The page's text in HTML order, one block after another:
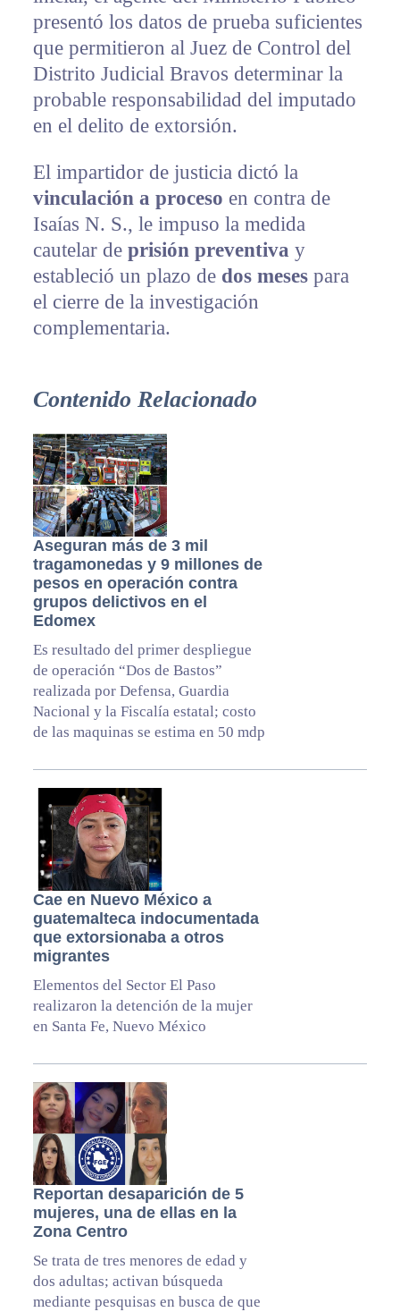
presentó los datos de prueba suficientes
que permitieron al Juez de Control del
Distrito Judicial Bravos determinar la
probable responsabilidad del imputado
en el delito de extorsión.
El impartidor de justicia dictó la
vinculación a proceso en contra de
Isaías N. S., le impuso la medida
cautelar de prisión preventiva y
estableció un plazo de dos mesespara
el cierre de la investigación
complementaria.
Contenido Relacionado
Aseguran más de 3 mil
tragamonedas y 9 millones de
pesos en operación contra
grupos delictivos en el
Edomex
Es resultado del primer despliegue
de operación “Dos de Bastos”
realizada por Defensa, Guardia
Nacional y la Fiscalía estatal; costo
de las maquinas se estima en 50 mdp
Cae en Nuevo México a
guatemalteca indocumentada
que extorsionaba a otros
migrantes
Elementos del Sector El Paso
realizaron la detención de la mujer
en Santa Fe, Nuevo México
Reportan desaparición de 5
mujeres, una de ellas en la
Zona Centro
Se trata de tres menores de edad y
dos adultas; activan búsqueda
mediante pesquisas en busca de que